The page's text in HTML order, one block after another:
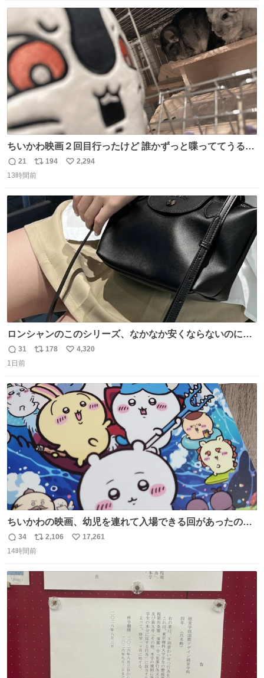
ト
数
数
ちいかわ映画２回目行ったけど 誰かずっと喋っててうるさ
かった 許せねえ
返
信
21
リ
ポ
ト
194
い
数
2,294
13時間前
ロンシャンのこのシリーズ、なかなか安くならないのにセ
ール価格になってる🖤✨レザーなのが反則級にかわいい。
持ってるだけでコーデが格上げされる。
返
信
31
リ
ト
数
178
い
数
4,320
1日前
ちいかわの映画、幼児を連れて入場できる回があったので
子どもを連れて観てきたんですけど、セイレーンの登場シ
ーンで場内のベビーが一斉に泣き出してたのがとてもよい
返
信
34
リ
ポ
数
2,106
い
17,261
14時間前